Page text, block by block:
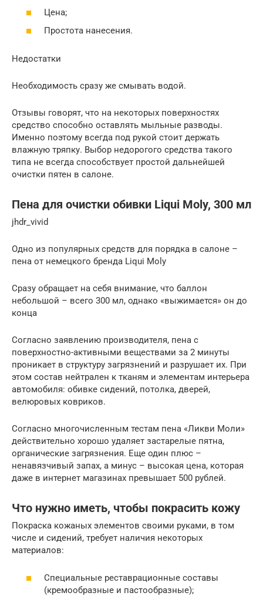
Цена;
Простота нанесения.
Недостатки
Необходимость сразу же смывать водой.
Отзывы говорят, что на некоторых поверхностях
средство способно оставлять мыльные разводы.
Именно поэтому всегда под рукой стоит держать
влажную тряпку. Выбор недорогого средства такого
типа не всегда способствует простой дальнейшей
очистки пятен в салоне.
Пена для очистки обивки Liqui Moly, 300 мл
jhdr_vivid
Одно из популярных средств для порядка в салоне –
пена от немецкого бренда Liqui Moly
Сразу обращает на себя внимание, что баллон
небольшой – всего 300 мл, однако «выжимается» он до
конца
Согласно заявлению производителя, пена с
поверхностно-активными веществами за 2 минуты
проникает в структуру загрязнений и разрушает их. При
этом состав нейтрален к тканям и элементам интерьера
автомобиля: обивке сидений, потолка, дверей,
велюровых ковриков.
Согласно многочисленным тестам пена «Ликви Моли»
действительно хорошо удаляет застарелые пятна,
органические загрязнения. Еще один плюс –
ненавязчивый запах, а минус – высокая цена, которая
даже в интернет магазинах превышает 500 рублей.
Что нужно иметь, чтобы покрасить кожу
Покраска кожаных элементов своими руками, в том
числе и сидений, требует наличия некоторых
материалов:
Специальные реставрационные составы
(кремообразные и пастообразные);